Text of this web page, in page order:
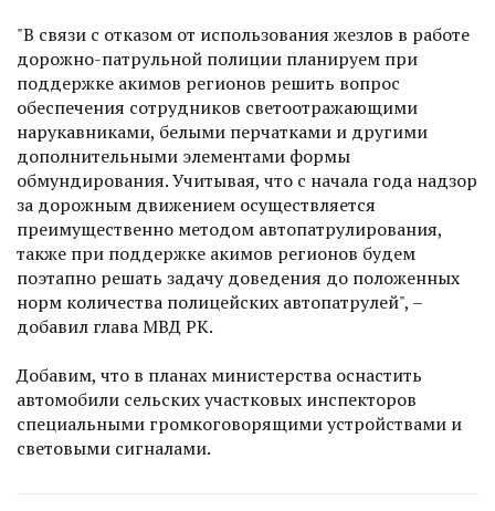
"В связи с отказом от использования жезлов в работе
дорожно-патрульной полиции планируем при
поддержке акимов регионов решить вопрос
обеспечения сотрудников светоотражающими
нарукавниками, белыми перчатками и другими
дополнительными элементами формы
обмундирования. Учитывая, что с начала года надзор
за дорожным движением осуществляется
преимущественно методом автопатрулирования,
также при поддержке акимов регионов будем
поэтапно решать задачу доведения до положенных
норм количества полицейских автопатрулей", –
добавил глава МВД РК.
Добавим, что в планах министерства оснастить
автомобили сельских участковых инспекторов
специальными громкоговорящими устройствами и
световыми сигналами.